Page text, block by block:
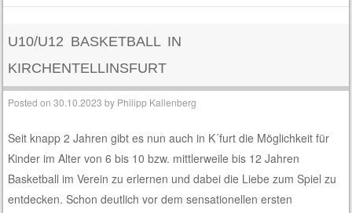
U10/U12 BASKETBALL IN
KIRCHENTELLINSFURT
Posted on30.10.2023 by Philipp Kallenberg
Seit knapp 2 Jahren gibt es nun auch in K´furt die Möglichkeit für
Kinder im Alter von 6 bis 10 bzw. mittlerweile bis 12 Jahren
Basketball im Verein zu erlernen und dabei die Liebe zum Spiel zu
entdecken. Schon deutlich vor dem sensationellen ersten